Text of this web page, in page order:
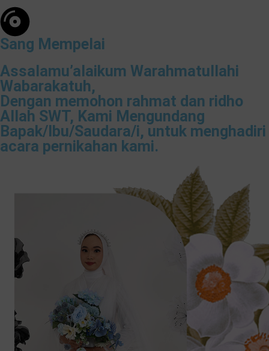
Sang Mempelai
Assalamu’alaikum Warahmatullahi
Wabarakatuh,
Dengan memohon rahmat dan ridho
Allah SWT, Kami Mengundang
Bapak/Ibu/Saudara/i, untuk menghadiri
acara pernikahan kami.